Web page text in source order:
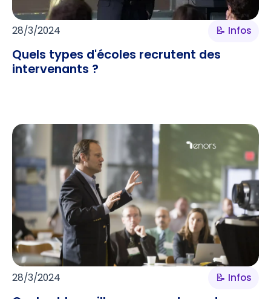
28/3/2024 📝 Infos
Quels types d'écoles recrutent des
intervenants ?
28/3/2024 📝 Infos